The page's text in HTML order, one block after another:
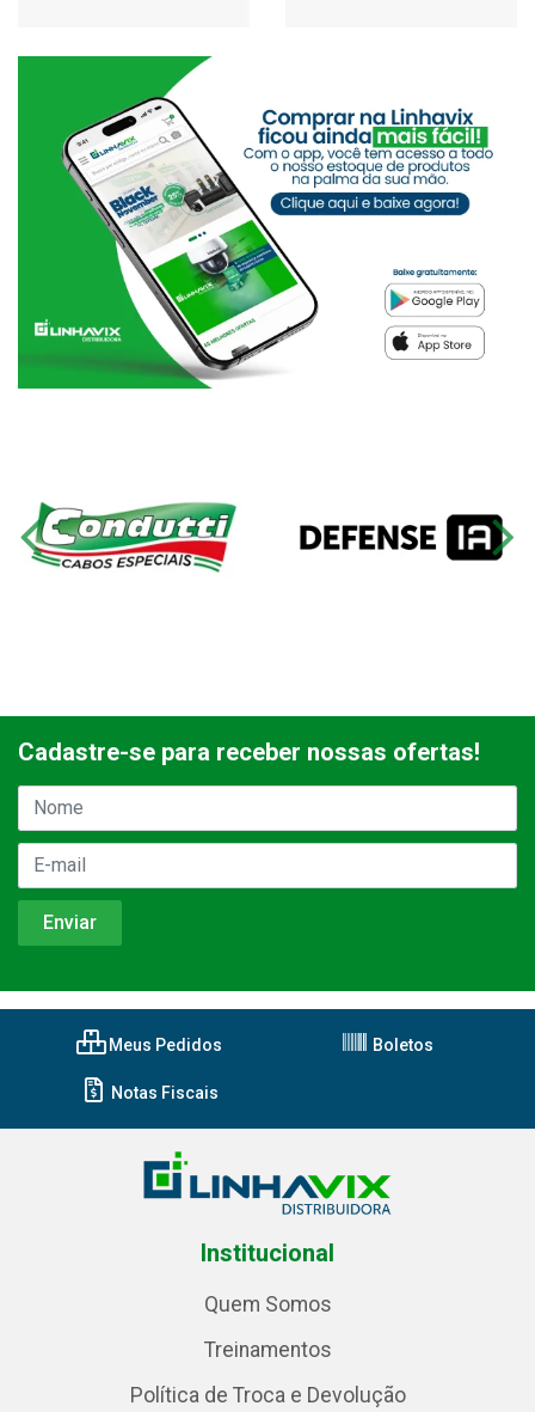
Cadastre-se para receber nossas ofertas!
Meus Pedidos Boletos
Notas Fiscais
Institucional
Quem Somos
Treinamentos
Política de Troca e Devolução